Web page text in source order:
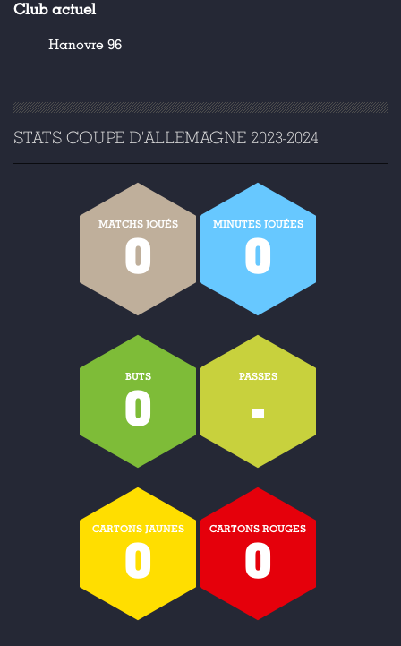
Club actuel
Hanovre 96
STATS COUPE D'ALLEMAGNE 2023-2024
MATCHS JOUÉS
0
MINUTES JOUÉES
0
BUTS
0
PASSES
-
CARTONS JAUNES
0
CARTONS ROUGES
0